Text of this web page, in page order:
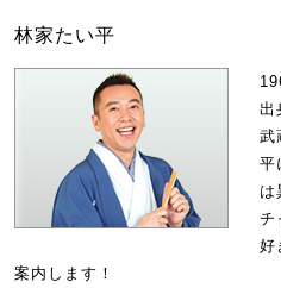
林家たい平
出
武
平
は
チ
好
案内します！